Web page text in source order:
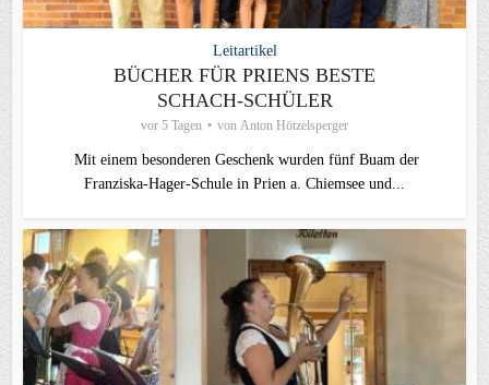
Leitartikel
BÜCHER FÜR PRIENS BESTE
SCHACH-SCHÜLER
vor 5 Tagen von Anton Hötzelsperger
Mit einem besonderen Geschenk wurden fünf Buam der
Franziska-Hager-Schule in Prien a. Chiemsee und...